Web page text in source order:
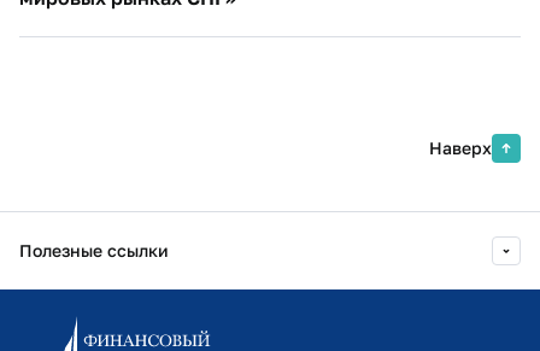
Наверх
Полезные ссылки
Информационно-образовательный портал